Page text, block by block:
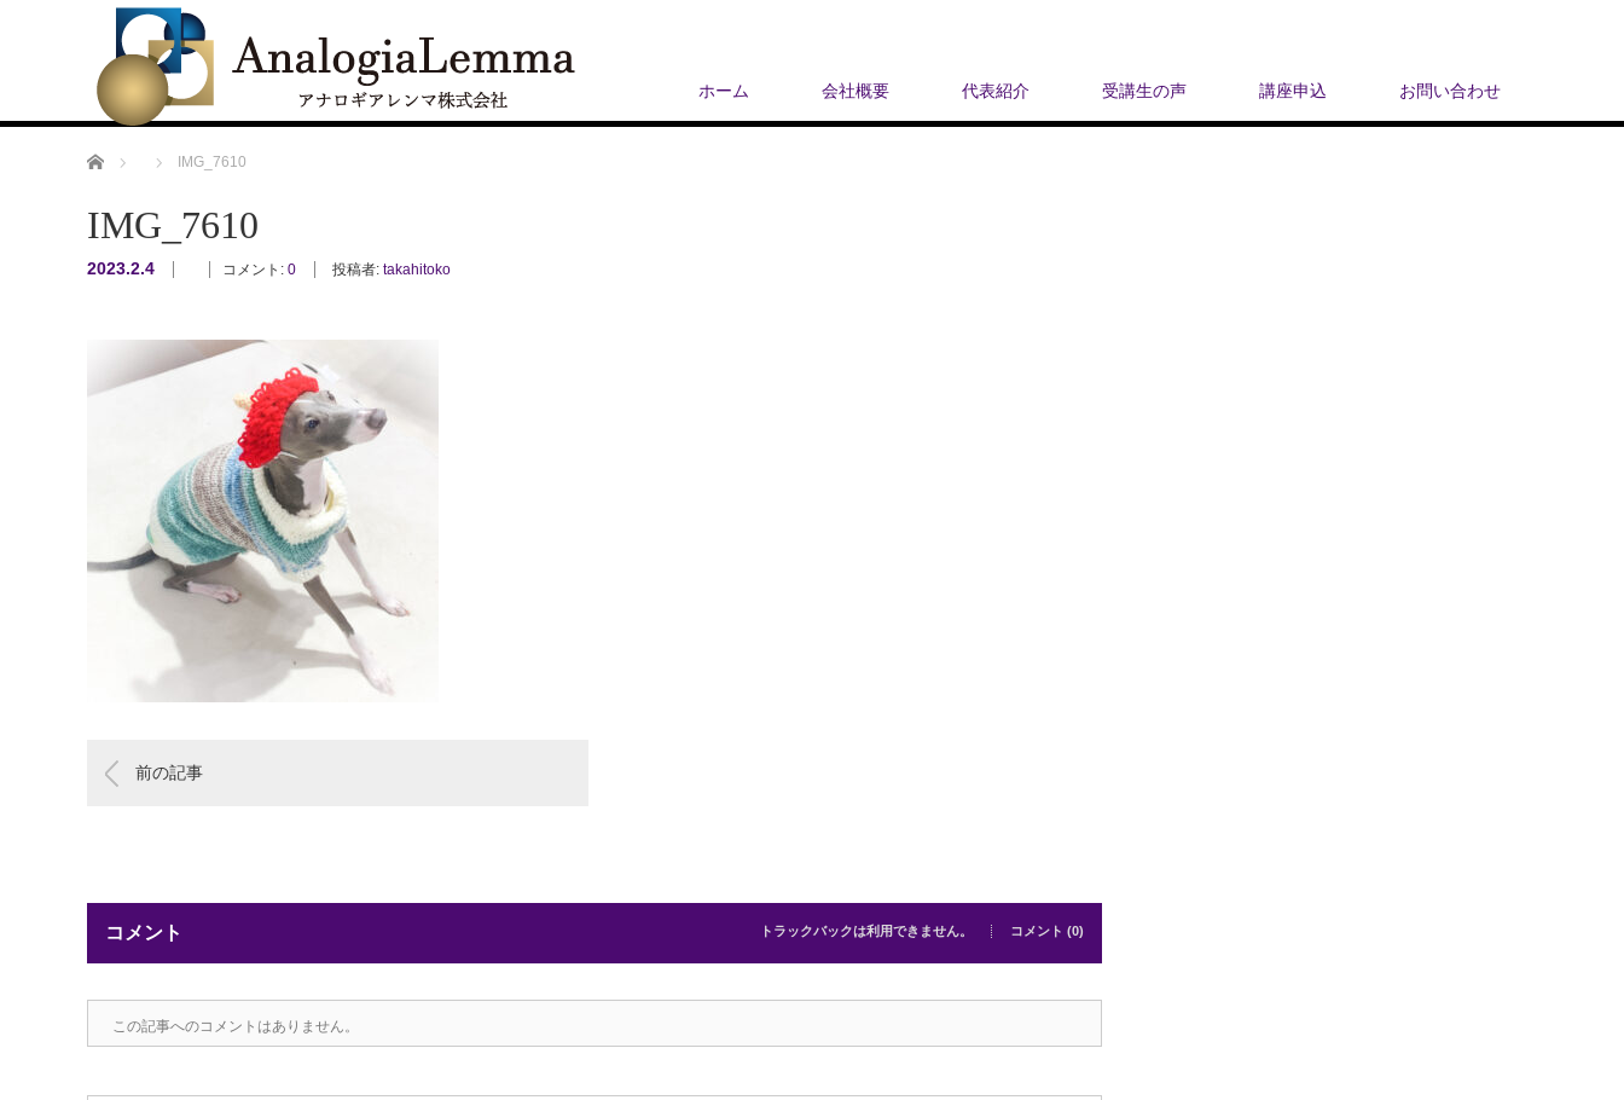
ホーム 会社概要 代表紹介 受講生の声 講座申込 お問い合わせ
ホーム IMG_7610
IMG_7610
2023.2.4 コメント: 0 投稿者: takahitoko
前の記事
コメント トラックバックは利用できません。 コメント (0)
この記事へのコメントはありません。